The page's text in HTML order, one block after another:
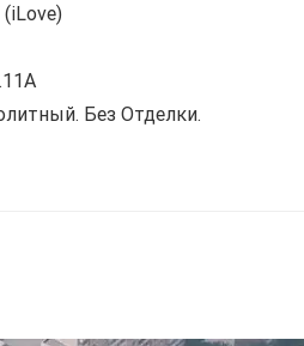
Без Отделки.